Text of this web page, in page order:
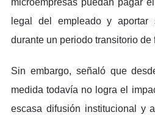
microempresas puedan pagar
legal del empleado y aportar
durante un periodo transitorio de
Sin embargo, señaló que
medida todavía no logra el
escasa difusión institucional y